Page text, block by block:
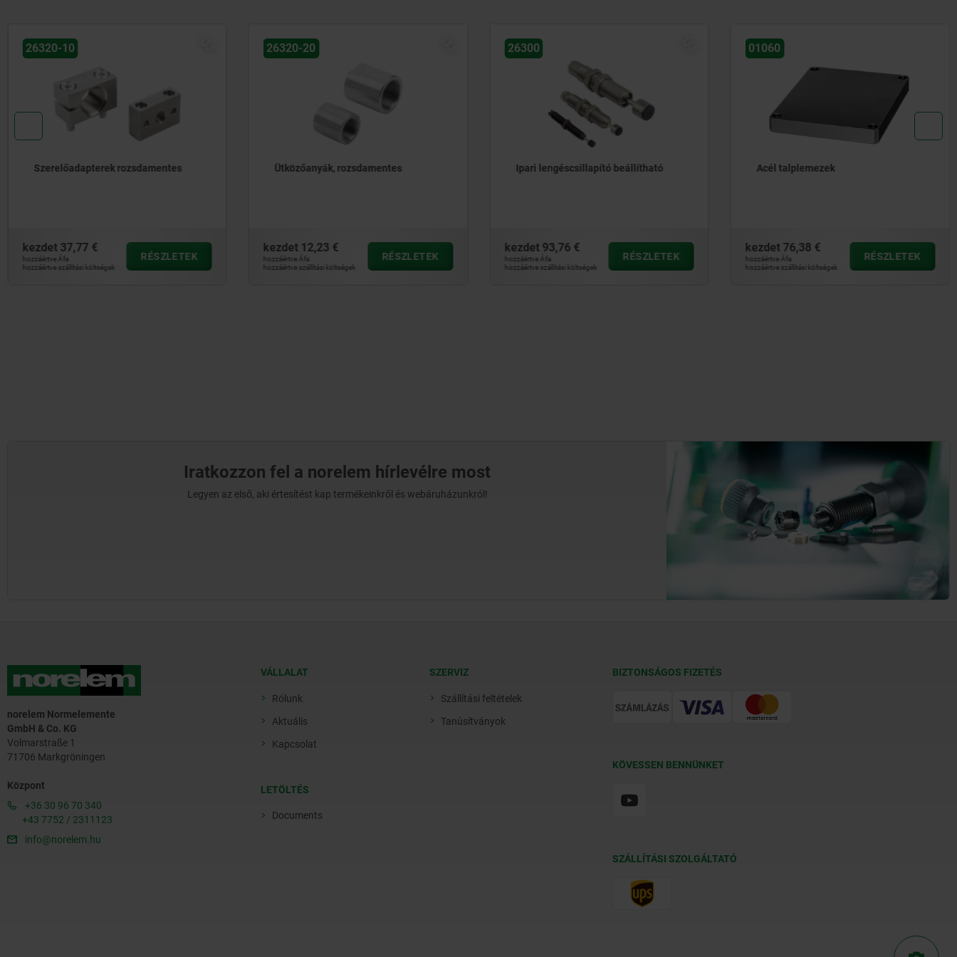
26320-10
Szerelőadapterek rozsdamentes
kezdet 37,77 €
hozzáértve Áfa
hozzáértve szállítási költségek
RÉSZLETEK
26320-20
Ütközőanyák, rozsdamentes
kezdet 12,23 €
hozzáértve Áfa
hozzáértve szállítási költségek
RÉSZLETEK
26300
Ipari lengéscsillapító beállítható
kezdet 93,76 €
hozzáértve Áfa
hozzáértve szállítási költségek
RÉSZLETEK
01060
Acél talplemezek
kezdet 76,38 €
hozzáértve Áfa
hozzáértve szállítási költségek
RÉSZLETEK
Iratkozzon fel a norelem hírlevélre most
Legyen az első, aki értesítést kap termékeinkről és webáruházunkról!
norelem Normelemente
GmbH & Co. KG
Volmarstraße 1
71706 Markgröningen
Központ
+36 30 96 70 340
+43 7752 / 2311123
info@norelem.hu
VÁLLALAT
Rólunk
Aktuális
Kapcsolat
LETÖLTÉS
Documents
SZERVIZ
Szállítási feltételek
Tanúsítványok
BIZTONSÁGOS FIZETÉS
KÖVESSEN BENNÜNKET
SZÁLLÍTÁSI SZOLGÁLTATÓ